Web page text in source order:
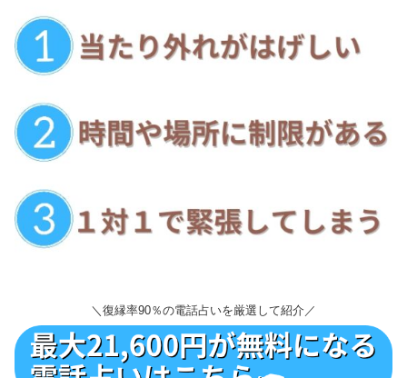
＼復縁率90％の電話占いを厳選して紹介／